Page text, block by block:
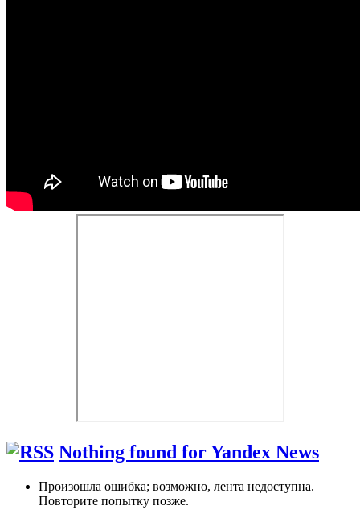
Nothing found for Yandex News
Произошла ошибка; возможно, лента недоступна.
Повторите попытку позже.